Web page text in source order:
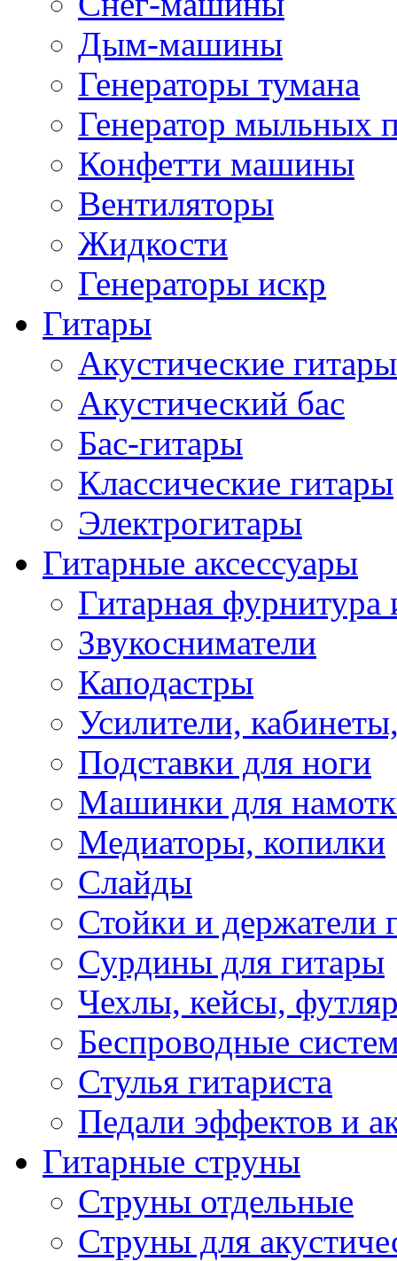
Дым-машины
Генераторы тумана
Генератор мыльных
Конфетти машины
Вентиляторы
Жидкости
Генераторы искр
Гитары
Акустические гитары
Акустический бас
Бас-гитары
Классические гитары
Электрогитары
Гитарные аксессуары
Гитарная фурнитура
Звукосниматели
Каподастры
Усилители,
Подставки для ноги
Машинки для
Медиаторы, копилки
Слайды
Стойки и держатели
Сурдины для гитары
Чехлы, кейсы,
Беспроводные
Стулья гитариста
Педали эффектов и
Гитарные струны
Струны отдельные
Струны для